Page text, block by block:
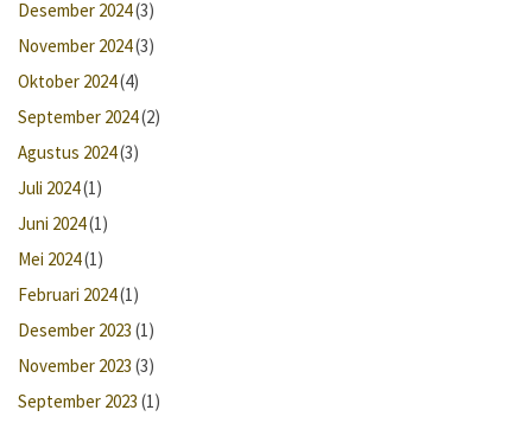
Desember 2024(3)
November 2024(3)
Oktober 2024(4)
September 2024(2)
Agustus 2024(3)
Juli 2024(1)
Juni 2024(1)
Mei 2024(1)
Februari 2024(1)
Desember 2023 (1)
November 2023 (3)
September 2023 (1)